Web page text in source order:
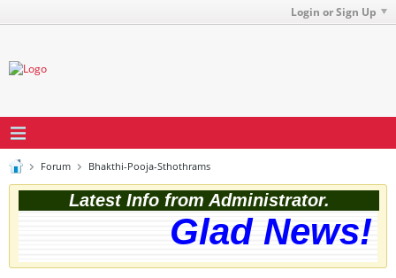
Login or Sign Up
Forum Bhakthi-Pooja-Sthothrams
Latest Info from Administrator.
Glad News!